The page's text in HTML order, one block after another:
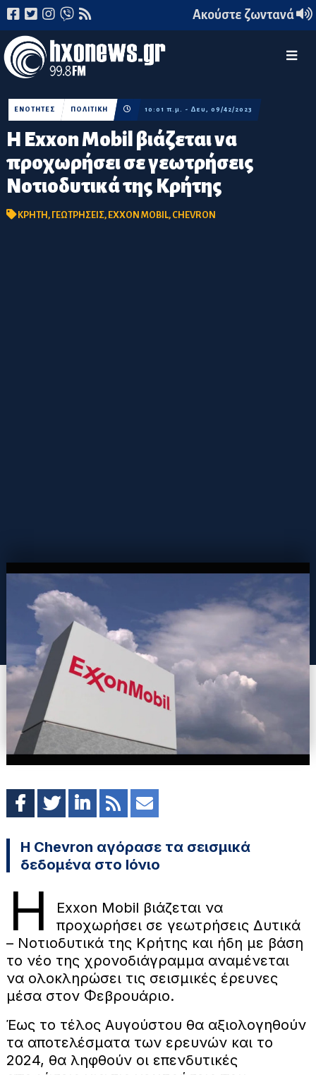
Ακούστε ζωντανά
Η Exxon Mobil βιάζεται να
προχωρήσει σε γεωτρήσεις
Νοτιοδυτικά της Κρήτης
ΕΝΟΤΗΤΕΣ ΠΟΛΙΤΙΚΗ 10:01 π.μ. - Δευ, 09/42/2023
ΚΡΗΤΗ, ΓΕΩΤΡΗΣΕΙΣ, EXXON MOBIL, CHEVRON
H Chevron αγόρασε τα σεισμικά
δεδομένα στο Ιόνιο
Η
Exxon Mobil βιάζεται να
προχωρήσει σε γεωτρήσεις Δυτικά
– Νοτιοδυτικά της Κρήτης και ήδη με βάση
το νέο της χρονοδιάγραμμα αναμένεται
να ολοκληρώσει τις σεισμικές έρευνες
μέσα στον Φεβρουάριο.
Έως το τέλος Αυγούστου θα αξιολογηθούν
τα αποτελέσματα των ερευνών και το
2024, θα ληφθούν οι επενδυτικές